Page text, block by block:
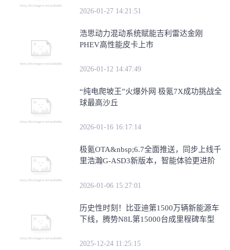
2026-01-27 14:21:51
浩思动力混动系统赋能吉利雷达金刚
PHEV高性能皮卡上市
2026-01-12 14:47:49
“纯电爬坡王”火爆外网 极氪7X成功挑战全
球最高沙丘
2026-01-16 16:17:14
极氪OTA&nbsp;6.7全面推送，同步上线千
里浩瀚G-ASD3新版本，智能体验更进阶
2026-01-06 15:27:01
历史性时刻！比亚迪第1500万辆新能源车
下线，腾势N8L第15000台成里程碑车型
2025-12-24 11:25:15